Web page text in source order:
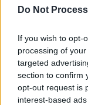
Do Not
If you wish to opt-
processing of
targeted
section to confirm
opt-out request is
interest-based
αυτοψίες σε
έχοντας
του έργου
συνεχιστεί
επικοινωνία
ιδιοκτήτες